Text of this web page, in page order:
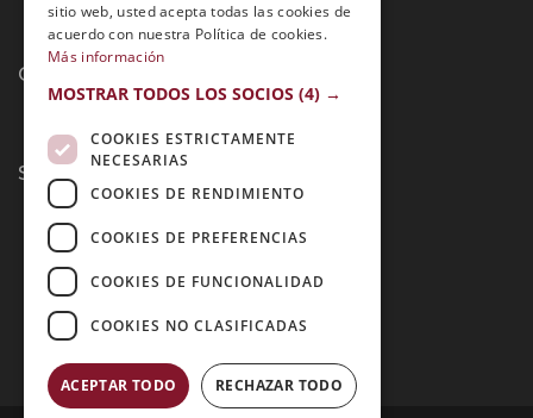
Contacto:
Síguenos:
sitio web, usted acepta todas las cookies de
acuerdo con nuestra Política de cookies.
Más información
MOSTRAR TODOS LOS SOCIOS (4) →
COOKIES ESTRICTAMENTE
NECESARIAS
COOKIES DE RENDIMIENTO
COOKIES DE PREFERENCIAS
COOKIES DE FUNCIONALIDAD
COOKIES NO CLASIFICADAS
ACEPTAR TODO RECHAZAR TODO